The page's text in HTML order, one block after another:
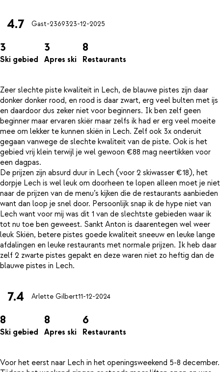
4.7 Gast-2369323-12-2025
3
Ski gebied
3
Apres ski
8
Restaurants
Zeer slechte piste kwaliteit in Lech, de blauwe pistes zijn daar
donker donker rood, en rood is daar zwart, erg veel bulten met ijs
en daardoor dus zeker niet voor beginners. Ik ben zelf geen
beginner maar ervaren skiër maar zelfs ik had er erg veel moeite
mee om lekker te kunnen skiën in Lech. Zelf ook 3x onderuit
gegaan vanwege de slechte kwaliteit van de piste. Ook is het
gebied vrij klein terwijl je wel gewoon €88 mag neertikken voor
een dagpas.
De prijzen zijn absurd duur in Lech (voor 2 skiwasser €18), het
dorpje Lech is wel leuk om doorheen te lopen alleen moet je niet
naar de prijzen van de menu’s kijken die de restaurants aanbieden
want dan loop je snel door. Persoonlijk snap ik de hype niet van
Lech want voor mij was dit 1 van de slechtste gebieden waar ik
tot nu toe ben geweest. Sankt Anton is daarentegen wel weer
leuk Skiën, betere pistes goede kwaliteit sneeuw en leuke lange
afdalingen en leuke restaurants met normale prijzen. Ik heb daar
zelf 2 zwarte pistes gepakt en deze waren niet zo heftig dan de
7.4 Arlette Gilbert11-12-2024
8
Ski gebied
8
Apres ski
6
Restaurants
Voor het eerst naar Lech in het openingsweekend 5-8 december.